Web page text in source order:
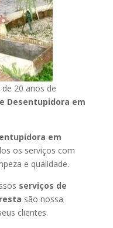
20 anos de
Desentupidora em
em
os serviços com
e qualidade.
serviços de
são nossa
clientes.